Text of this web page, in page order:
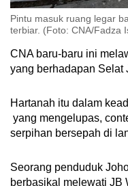
Pintu masuk ruang legar
terbiar. (Foto: CNA/Fadza
CNA baru-baru ini
yang berhadapan Selat
Hartanah itu dalam
yang mengelupas,
serpihan bersepah di
Seorang penduduk
berbasikal melewati JB